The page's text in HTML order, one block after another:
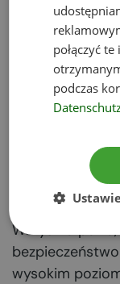
Oprócz rządu i
postaci w
Państwowa
pełnić
jądrowego, a
prawidłową
Wszystko po
wysokim
połączyć
podczas